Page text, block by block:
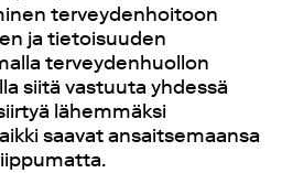
terveydenhoitoon
ja tietoisuuden
terveydenhuollon
siitä vastuuta yhdessä
lähemmäksi
saavat ansaitsemaansa